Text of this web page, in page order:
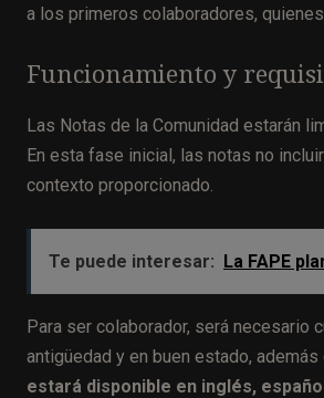
a los primeros colaboradores,
Funcionamiento y
Las Notas de la Comunidad estarán
En esta fase inicial, las notas no
contexto proporcionado.
Te puede interesar: La FAPE
Para ser colaborador, será necesario
antigüedad y en buen estado,
estará disponible en inglés,